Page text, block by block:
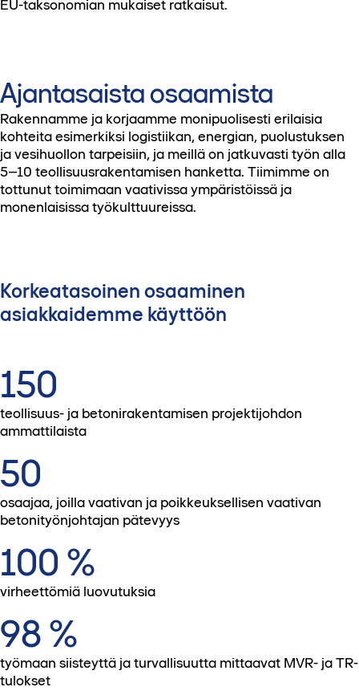
EU-taksonomian mukaiset ratkaisut.
Ajantasaista osaamista
Rakennamme ja korjaamme monipuolisesti erilaisia
kohteita esimerkiksi logistiikan, energian, puolustuksen
ja vesihuollon tarpeisiin, ja meillä on jatkuvasti työn alla
5–10 teollisuusrakentamisen hanketta. Tiimimme on
tottunut toimimaan vaativissa ympäristöissä ja
monenlaisissa työkulttuureissa.
Korkeatasoinen osaaminen
asiakkaidemme käyttöön
150
teollisuus- ja betonirakentamisen projektijohdon
ammattilaista
50
osaajaa, joilla vaativan ja poikkeuksellisen vaativan
betonityönjohtajan pätevyys
100 %
virheettömiä luovutuksia
98 %
työmaan siisteyttä ja turvallisuutta mittaavat MVR- ja TR-
tulokset